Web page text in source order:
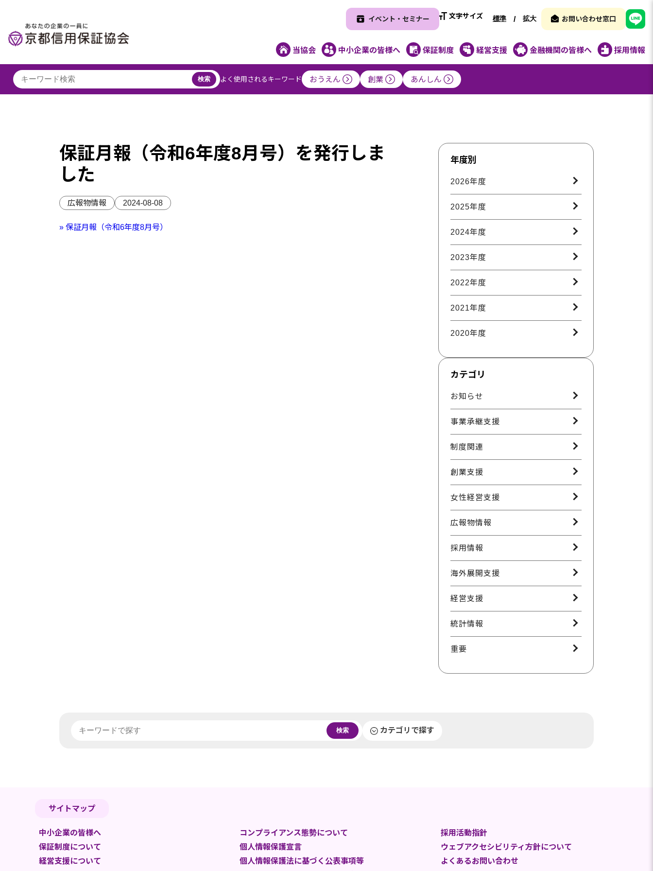
イベント・セミナー 文字サイズ 標準 / 拡大 お問い合わせ窓口
当協会 中小企業の皆様へ 保証制度 経営支援 金融機関の皆様へ 採用情報
検索 よく使用されるキーワード おうえん 創業 あんしん
保証月報（令和6年度8月号）を発行しま
した
広報物情報 2024-08-08
» 保証月報（令和6年度8月号）
年度別
2026年度
2025年度
2024年度
2023年度
2022年度
2021年度
2020年度
カテゴリ
お知らせ
事業承継支援
制度関連
創業支援
女性経営支援
広報物情報
採用情報
海外展開支援
経営支援
統計情報
重要
検索 カテゴリで探す
サイトマップ
中小企業の皆様へ
保証制度について
経営支援について
コンプライアンス態勢について
個人情報保護宣言
個人情報保護法に基づく公表事項等
採用活動指針
ウェブアクセシビリティ方針について
よくあるお問い合わせ